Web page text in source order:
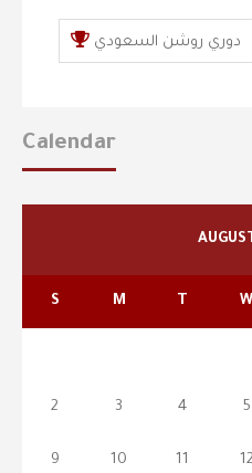
دوري روشن السعودي
Calendar
S M T W
2 3 4 5
9 10 11 12